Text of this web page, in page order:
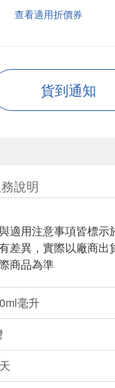
查看適用折價券
貨到通知
說明
適用注意事項皆標示
差異，實際以廠商出
商品為準
毫升